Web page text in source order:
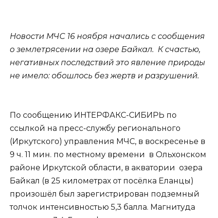
Новости МЧС 16 ноября начались с сообщения
о землетрясении на озере Байкал. К счастью,
негативных последствий это явление природы
не имело: обошлось без жертв и разрушений.
По сообщению ИНТЕРФАКС-СИБИРЬ по
ссылкой на пресс-службу регионального
(Иркутского) управления МЧС, в воскресенье в
9 ч. 11 мин. по местному времени в Ольхонском
районе Иркутской области, в акватории озера
Байкал (в 25 километрах от посёлка Еланцы)
произошёл был зарегистрирован подземный
толчок интенсивностью 5,3 балла. Магнитуда